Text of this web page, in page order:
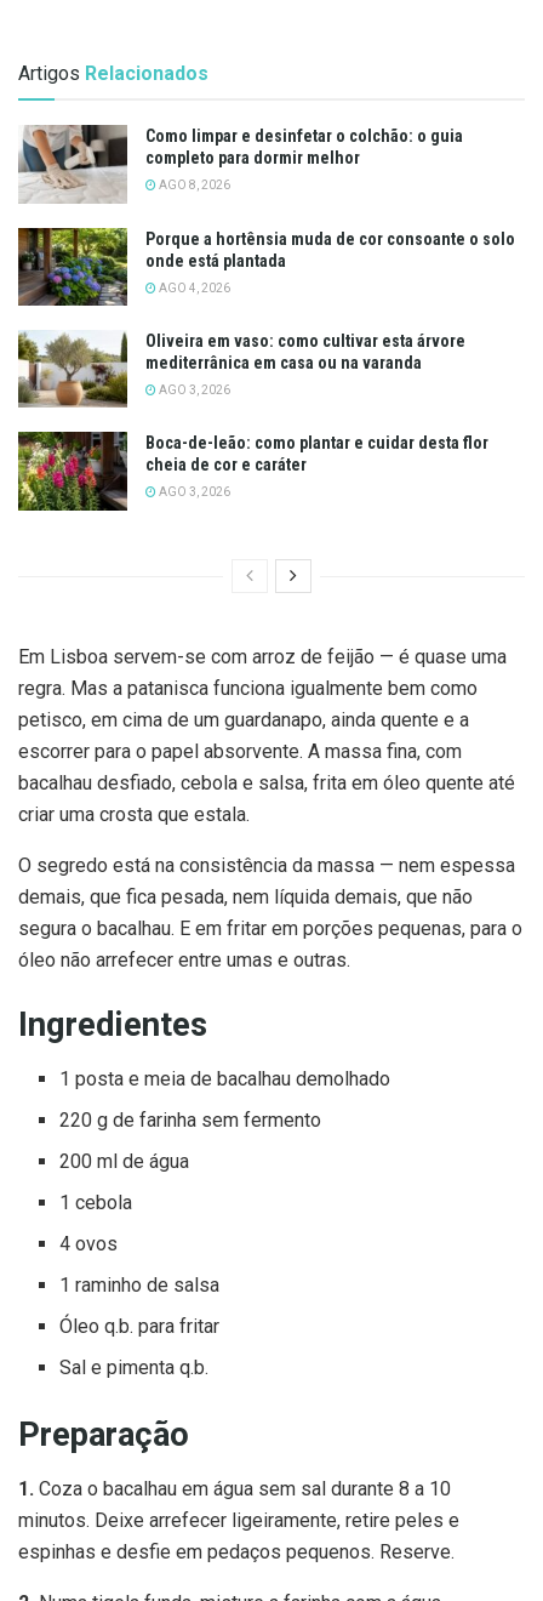
Artigos Relacionados
Como limpar e desinfetar o colchão: o guia
completo para dormir melhor
AGO 8, 2026
Porque a hortênsia muda de cor consoante o solo
onde está plantada
AGO 4, 2026
Oliveira em vaso: como cultivar esta árvore
mediterrânica em casa ou na varanda
AGO 3, 2026
Boca-de-leão: como plantar e cuidar desta flor
cheia de cor e caráter
AGO 3, 2026
Em Lisboa servem-se com arroz de feijão — é quase uma
regra. Mas a patanisca funciona igualmente bem como
petisco, em cima de um guardanapo, ainda quente e a
escorrer para o papel absorvente. A massa fina, com
bacalhau desfiado, cebola e salsa, frita em óleo quente até
criar uma crosta que estala.
O segredo está na consistência da massa — nem espessa
demais, que fica pesada, nem líquida demais, que não
segura o bacalhau. E em fritar em porções pequenas, para o
óleo não arrefecer entre umas e outras.
Ingredientes
1 posta e meia de bacalhau demolhado
220 g de farinha sem fermento
200 ml de água
1 cebola
4 ovos
1 raminho de salsa
Óleo q.b. para fritar
Sal e pimenta q.b.
Preparação
1. Coza o bacalhau em água sem sal durante 8 a 10
minutos. Deixe arrefecer ligeiramente, retire peles e
espinhas e desfie em pedaços pequenos. Reserve.